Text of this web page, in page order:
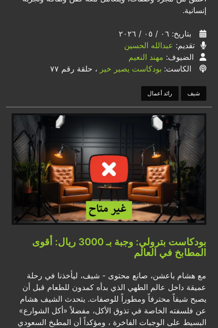
إنسانية.
بتاريخ: ٠٦ / ٠٥ / ٢٠٢٦
تقديم: عبدالله الحسين
الضيوف: مهند النعيم
الكاست: بودكاست يصير خير ، حلقة رقم ٧٧
شيف رائد أعمال
بودكاست بترولي: وجبة بـ 3000 ريال: أقوى
المطابخ في العالم
مع هشام باعشن، صانع محتوى - شيف، ليأخذنا في رحلة
عميقة داخل عالم الطهي الذي بدأه كمدون للطعام قبل أن
يصبح شيفاً محترفاً ومطوراً للوصفات. يتحدث الشيف هشام
عن فلسفته الخاصة في تذوق الأكل، مفضلاً «أكل الشوارع»
البسيط على الوجبات الفاخرة ، ومؤكداً أن المطبخ السعودي